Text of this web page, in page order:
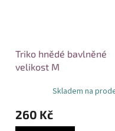
Triko hnědé bavlněné
velikost M
Skladem na
260 Kč